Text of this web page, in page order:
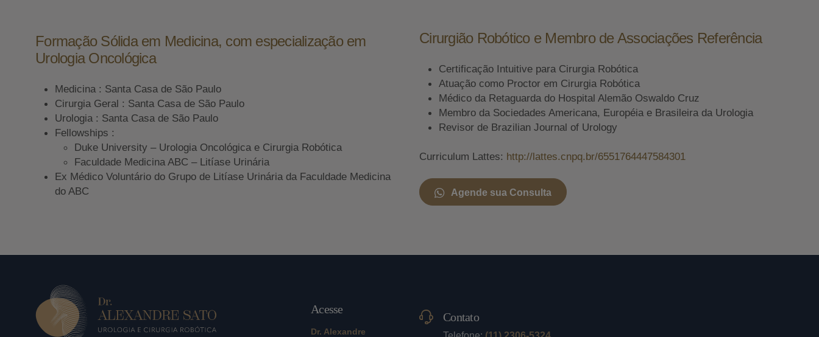
Formação Sólida em Medicina, com especialização em
Urologia Oncológica
Medicina : Santa Casa de São Paulo
Cirurgia Geral : Santa Casa de São Paulo
Urologia : Santa Casa de São Paulo
Fellowships :
Duke University – Urologia Oncológica e Cirurgia Robótica
Faculdade Medicina ABC – Litíase Urinária
Ex Médico Voluntário do Grupo de Litíase Urinária da Faculdade Medicina
do ABC
Cirurgião Robótico e Membro de Associações Referência
Certificação Intuitive para Cirurgia Robótica
Atuação como Proctor em Cirurgia Robótica
Médico da Retaguarda do Hospital Alemão Oswaldo Cruz
Membro da Sociedades Americana, Européia e Brasileira da Urologia
Revisor de Brazilian Journal of Urology
Curriculum Lattes: http://lattes.cnpq.br/6551764447584301
Agende sua Consulta
Acesse
Dr. Alexandre
Contato